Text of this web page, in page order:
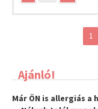
1
Ajánló!
Már ÖN is allergiás a